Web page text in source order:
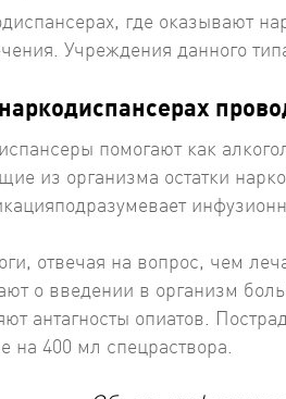
где оказывают
Учреждения данного
помогают как
из организма остатки
отвечая на вопрос, чем
о введении в организм
антагносты опиатов.
на 400 мл спецраствора.